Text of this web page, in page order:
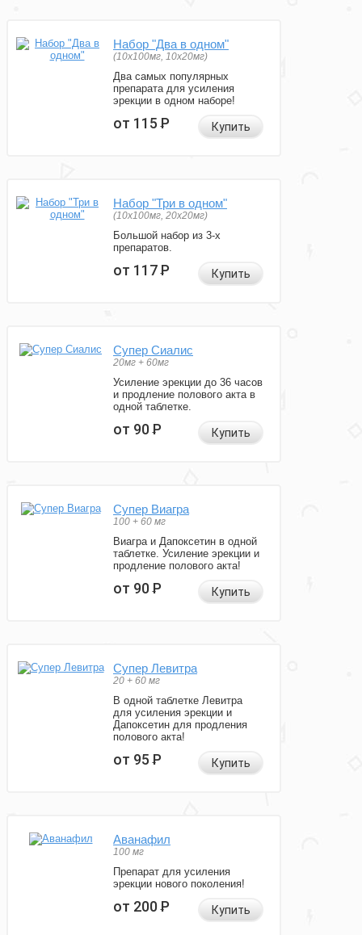
Набор "Два в одном"
(10x100мг, 10x20мг)
Два самых популярных
препарата для усиления
эрекции в одном наборе!
от 115Р Купить
Набор "Три в одном"
(10x100мг, 20x20мг)
Большой набор из 3-х
препаратов.
от 117Р Купить
Супер Сиалис
20мг + 60мг
Усиление эрекции до 36 часов
и продление полового акта в
одной таблетке.
от 90Р Купить
Супер Виагра
100 + 60 мг
Виагра и Дапоксетин в одной
таблетке. Усиление эрекции и
продление полового акта!
от 90Р Купить
Супер Левитра
20 + 60 мг
В одной таблетке Левитра
для усиления эрекции и
Дапоксетин для продления
полового акта!
от 95Р Купить
Аванафил
100 мг
Препарат для усиления
эрекции нового поколения!
от 200Р Купить